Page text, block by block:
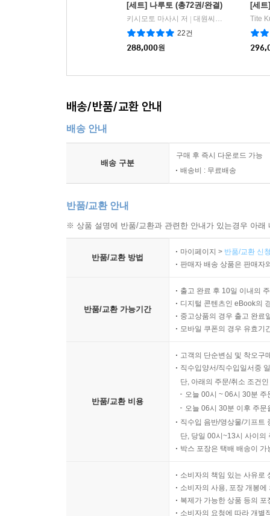
[세트] 나루토 (총72권/완결)
키시모토 마사시 저
대원씨아이/DCW
22건
288,000원
[세
Tite
배송/반품/교환 안내
배송 안내
배송 구분
구매 후 즉시 다운로드 가능
배송비 : 무료배송
반품/교환 안내
※ 상품 설명에 반품/교환과 관련한 안내가 있는경우 아
반품/교환 방법
마이페이지 > 반품/교환 신
판매자 배송 상품은 판매자
반품/교환 가능기간
출고 완료 후 10일 이내의
디지털 콘텐츠인 eBook의
중고상품의 경우 출고 완료
모바일 쿠폰의 경우 유효기
반품/교환 비용
고객의 단순변심 및 착오구
직수입양서/직수입일서중
단, 아래의 주문/취소 조건
오늘 00시 ~ 06시 30분
오늘 06시 30분 이후 주
직수입 음반/영상물/기프트
단, 당일 00시~13시 사이의
박스 포장은 택배 배송이
소비자의 책임 있는 사유로
소비자의 사용, 포장 개봉
복제가 가능한 상품 등의
소비자의 요청에 따라 개별